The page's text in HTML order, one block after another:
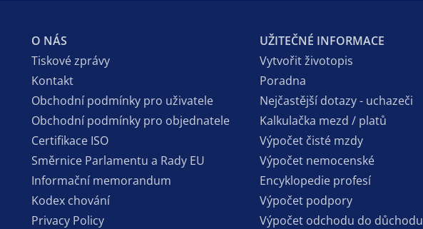
O NÁS
Tiskové zprávy
Kontakt
Obchodní podmínky pro uživatele
Obchodní podmínky pro objednatele
Certifikace ISO
Směrnice Parlamentu a Rady EU
Informační memorandum
Kodex chování
Privacy Policy
UŽITEČNÉ INFORMACE
Vytvořit životopis
Poradna
Nejčastější dotazy - uchazeči
Kalkulačka mezd / platů
Výpočet čisté mzdy
Výpočet nemocenské
Encyklopedie profesí
Výpočet podpory
Výpočet odchodu do důchodu